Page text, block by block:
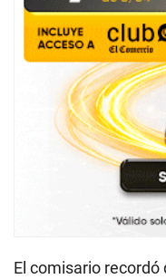
El comisario recordó